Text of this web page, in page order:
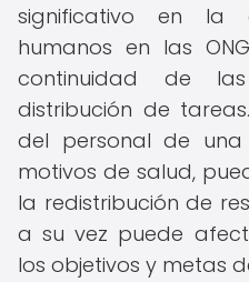
significativo en la
humanos en las
continuidad de
distribución de
del personal de
motivos de salud,
la redistribución de
a su vez puede
los objetivos y metas